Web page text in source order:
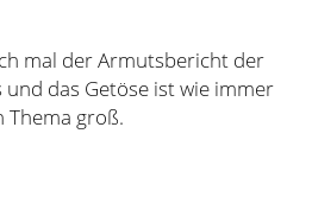
mal der Armutsbericht der
das Getöse ist wie immer
Thema groß.